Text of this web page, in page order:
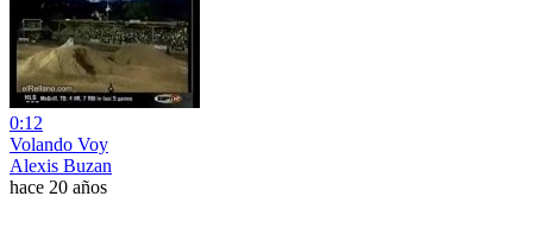
0:12
Volando Voy
Alexis Buzan
hace 20 años